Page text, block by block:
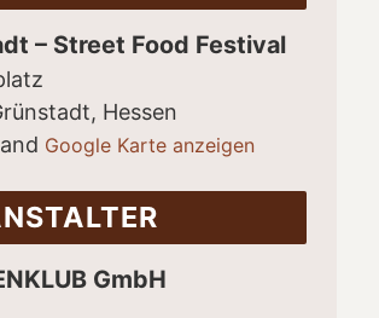
– Street Food Festival
, Hessen
Google Karte anzeigen
GmbH